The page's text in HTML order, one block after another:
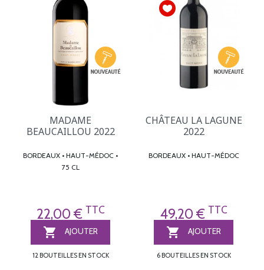
MADAME
BEAUCAILLOU 2022
BORDEAUX • HAUT-MÉDOC •
75 CL
22,00 € TTC
 AJOUTER
12 BOUTEILLES EN STOCK
CHÂTEAU LA LAGUNE
2022
BORDEAUX • HAUT-MÉDOC
49,20 € TTC
 AJOUTER
6 BOUTEILLES EN STOCK